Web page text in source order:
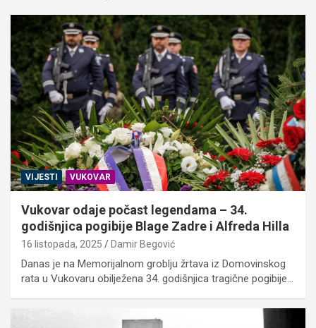
VIJESTI VUKOVAR
Vukovar odaje počast legendama – 34.
godišnjica pogibije Blage Zadre i Alfreda Hilla
16 listopada, 2025 Damir Begović
Danas je na Memorijalnom groblju žrtava iz Domovinskog
rata u Vukovaru obilježena 34. godišnjica tragične pogibije…